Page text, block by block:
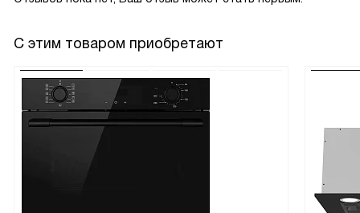
С этим товаром приобретают